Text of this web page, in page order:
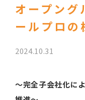
オープング
ールプロの
2024.10.31
～完全子会社化に